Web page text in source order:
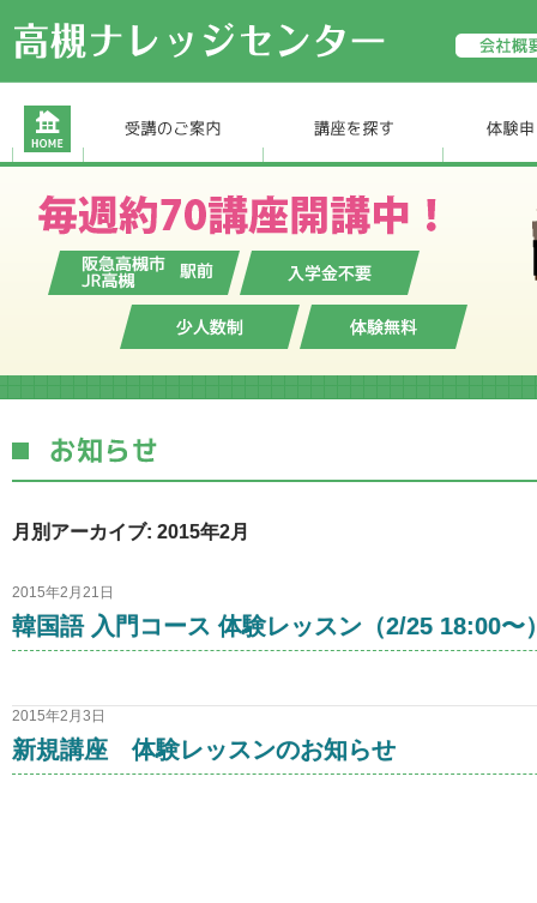
月別アーカイブ: 2015年2月
2015年2月21日
韓国語 入門コース 体験レッスン（2/25 18:00〜
2015年2月3日
新規講座 体験レッスンのお知らせ